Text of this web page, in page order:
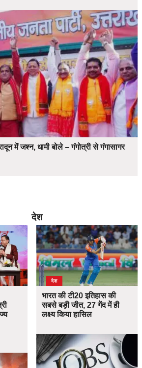
में जश्न, धामी बोले – गंगोत्री से गंगासागर
देश
देश
भारत की टी20 इतिहास की
सबसे बड़ी जीत, 27 गेंद में ही
लक्ष्य किया हासिल